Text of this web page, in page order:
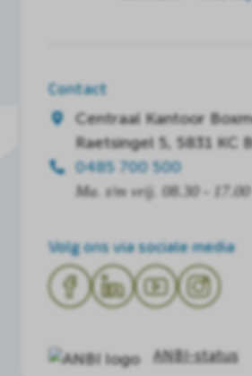
Contact
Centraal Kantoor
Raetsingel 5, 5831 KC
0485 700 500
Ma. t/m vrij. 08.30 -
Volg ons via sociale media
ANBI-status